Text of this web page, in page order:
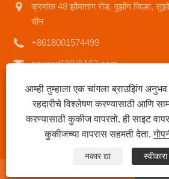
क्रमांक 48 झौमातांग रोड, वुझोंग जिल्हा,
चीन
+8618001574499
saunad688@163.com
कॉपीराइट © 2025 Suzhou Zhongye
हक्क राखीव.
Links|Sitemap|RSS|XML
आम्ही तुम्हाला एक चांगला ब्राउझिंग अनुभव
रहदारीचे विश्लेषण करण्यासाठी आणि
करण्यासाठी कुकीज वापरतो. ही साइट
कुकीजच्या वापरास सहमती देता.
नकार द्या स्वीकारा